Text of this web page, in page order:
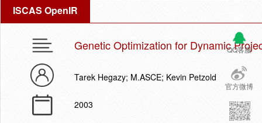
ISCAS OpenIR
QQ客服
官方微博
Genetic Optimization for Dynamic
Tarek Hegazy; M.ASCE; Kevin Petzold
2003